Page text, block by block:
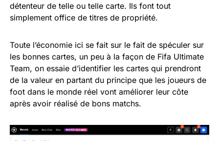
détenteur de telle ou telle carte. Ils font tout
simplement office de titres de propriété.
Toute l’économie ici se fait sur le fait de spéculer sur
les bonnes cartes, un peu à la façon de Fifa Ultimate
Team, on essaie d’identifier les cartes qui prendront
de la valeur en partant du principe que les joueurs de
foot dans le monde réel vont améliorer leur côte
après avoir réalisé de bons matchs.